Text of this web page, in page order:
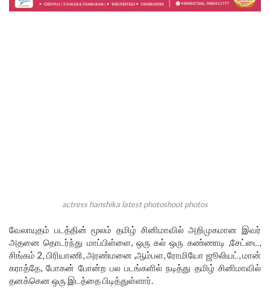
actress hanshika latest photoshoot photos
வேலாயுதம் படத்தின் மூலம் தமிழ் சினிமாவில் அறிமுகமான இவர்
அதனை தொடர்ந்து மாப்பிள்ளை, ஒரு கல் ஒரு கண்ணாடி ,சேட்டை,
சிங்கம் 2, பிரியாணி, அரண்மனை ,ஆம்பள, ரோமியோ ஜூலியட், மான்
கராத்தே, போகன் போன்ற பல படங்களில் நடித்து தமிழ் சினிமாவில்
தனக்கென ஒரு இடத்தை பிடித்துள்ளார்.